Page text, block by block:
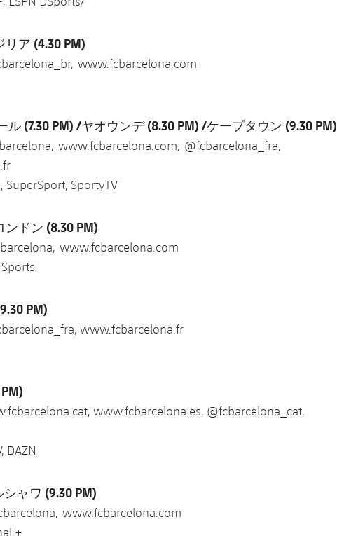
ア (4.30 PM)
www.fcbarcelona.com
ル (7.30 PM) /ヤオウンデ (8.30 PM) /ケープタウン (9.30 PM)
www.fcbarcelona.com, @fcbarcelona_fra,
SuperSport, SportyTV
ドン (8.30 PM)
www.fcbarcelona.com
PM)
www.fcbarcelona.fr
www.fcbarcelona.es, @fcbarcelona_cat,
DAZN
ャワ (9.30 PM)
www.fcbarcelona.com
+